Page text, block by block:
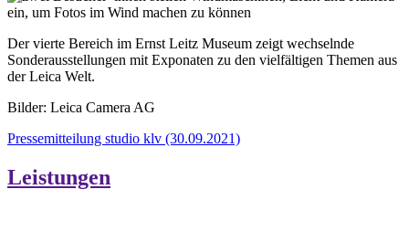
Der vierte Bereich im Ernst Leitz Museum zeigt wechselnde
Sonderausstellungen mit Exponaten zu den vielfältigen Themen aus
der Leica Welt.
Bilder: Leica Camera AG
Pressemitteilung studio klv (30.09.2021)
Leistungen